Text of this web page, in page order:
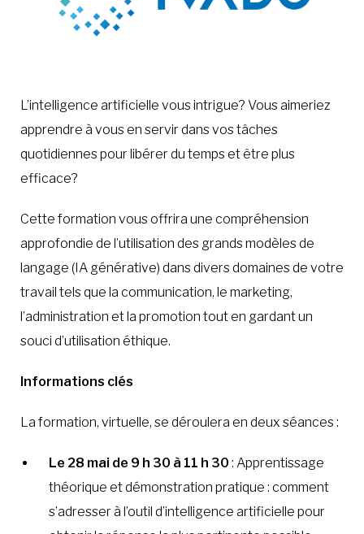
L’intelligence artificielle vous intrigue? Vous aimeriez
apprendre à vous en servir dans vos tâches
quotidiennes pour libérer du temps et être plus
efficace?
Cette formation vous offrira une compréhension
approfondie de l’utilisation des grands modèles de
langage (IA générative) dans divers domaines de votre
travail tels que la communication, le marketing,
l’administration et la promotion tout en gardant un
souci d’utilisation éthique.
Informations clés
La formation, virtuelle, se déroulera en deux séances :
Le 28 mai de 9 h 30 à 11 h 30 : Apprentissage
théorique et démonstration pratique : comment
s’adresser à l’outil d’intelligence artificielle pour